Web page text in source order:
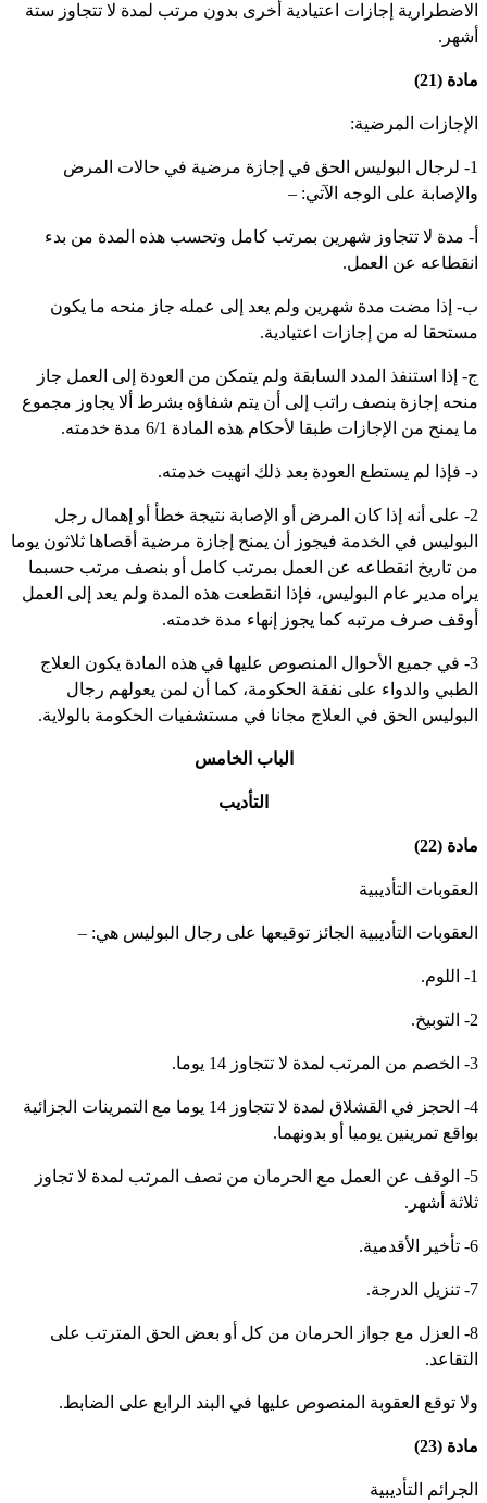
إجازات اعتيادية أخرى بدون مرتب لمدة لا تتجاوز ستة
(21)
المرضية:
1- لرجال البوليس الحق في إجازة مرضية في حالات المرض
على الوجه الآتي: –
مدة لا تتجاوز شهرين بمرتب كامل وتحسب هذه المدة من بدء
عن العمل.
إذا مضت مدة شهرين ولم يعد إلى عمله جاز منحه ما يكون
له من إجازات اعتيادية.
إذا استنفذ المدد السابقة ولم يتمكن من العودة إلى العمل جاز
إجازة بنصف راتب إلى أن يتم شفاؤه بشرط ألا يجاوز مجموع
يمنح من الإجازات طبقا لأحكام هذه المادة 6/1 مدة خدمته.
فإذا لم يستطع العودة بعد ذلك انهيت خدمته.
2- على أنه إذا كان المرض أو الإصابة نتيجة خطأ أو إهمال رجل
في الخدمة فيجوز أن يمنح إجازة مرضية أقصاها ثلاثون يوما
تاريخ انقطاعه عن العمل بمرتب كامل أو بنصف مرتب حسبما
مدير عام البوليس، فإذا انقطعت هذه المدة ولم يعد إلى العمل
صرف مرتبه كما يجوز إنهاء مدة خدمته.
3- في جميع الأحوال المنصوص عليها في هذه المادة يكون العلاج
والدواء على نفقة الحكومة، كما أن لمن يعولهم رجال
الحق في العلاج مجانا في مستشفيات الحكومة بالولاية.
الباب الخامس
التأديب
(22)
التأديبية
التأديبية الجائز توقيعها على رجال البوليس هي: –
4- الحجز في القشلاق لمدة لا تتجاوز 14 يوما مع التمرينات الجزائية
تمرينين يوميا أو بدونهما.
5- الوقف عن العمل مع الحرمان من نصف المرتب لمدة لا تجاوز
أشهر.
8- العزل مع جواز الحرمان من كل أو بعض الحق المترتب على
توقع العقوبة المنصوص عليها في البند الرابع على الضابط.
(23)
التأديبية